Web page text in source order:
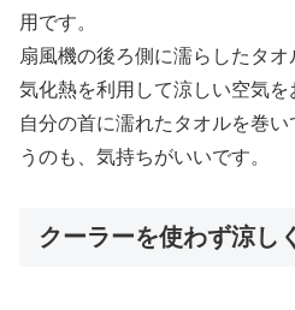
用です。
扇風機の後ろ側に濡らしたタオ
気化熱を利用して涼しい空気を
自分の首に濡れたタオルを巻
うのも、気持ちがいいです。
クーラーを使わず涼し